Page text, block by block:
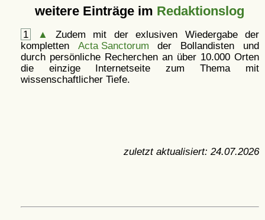
weitere Einträge im Redaktionslog
1 ▲
Zudem mit der exlusiven Wiedergabe der
kompletten Acta Sanctorum der Bollandisten und
durch persönliche Recherchen an über 10.000 Orten
die einzige Internetseite zum Thema mit
wissenschaftlicher Tiefe.
zuletzt aktualisiert: 24.07.2026